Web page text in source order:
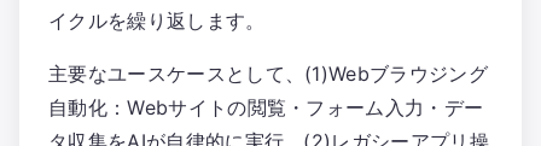
イクルを繰り返します。
主要なユースケースとして、(1)Webブラウジング
自動化：Webサイトの閲覧・フォーム入力・デー
タ収集をAIが自律的に実行、(2)レガシーアプリ操